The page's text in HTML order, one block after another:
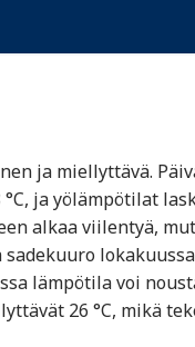
ja miellyttävä.
ja yölämpötilat
alkaa viilentyä,
lämpötila voi
26 °C, mikä